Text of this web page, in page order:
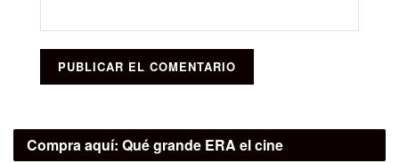
Compra aquí: Qué grande ERA el cine